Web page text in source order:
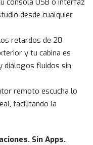
desde cualquier
retardos de 20
y tu cabina es
diálogos fluidos sin
remoto escucha lo
facilitando la
Sin Apps.